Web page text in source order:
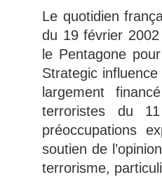
Le quotidien
du 19 février
le Pentagone
Strategic
largement
terroristes du
préoccupations
soutien de
terrorisme,